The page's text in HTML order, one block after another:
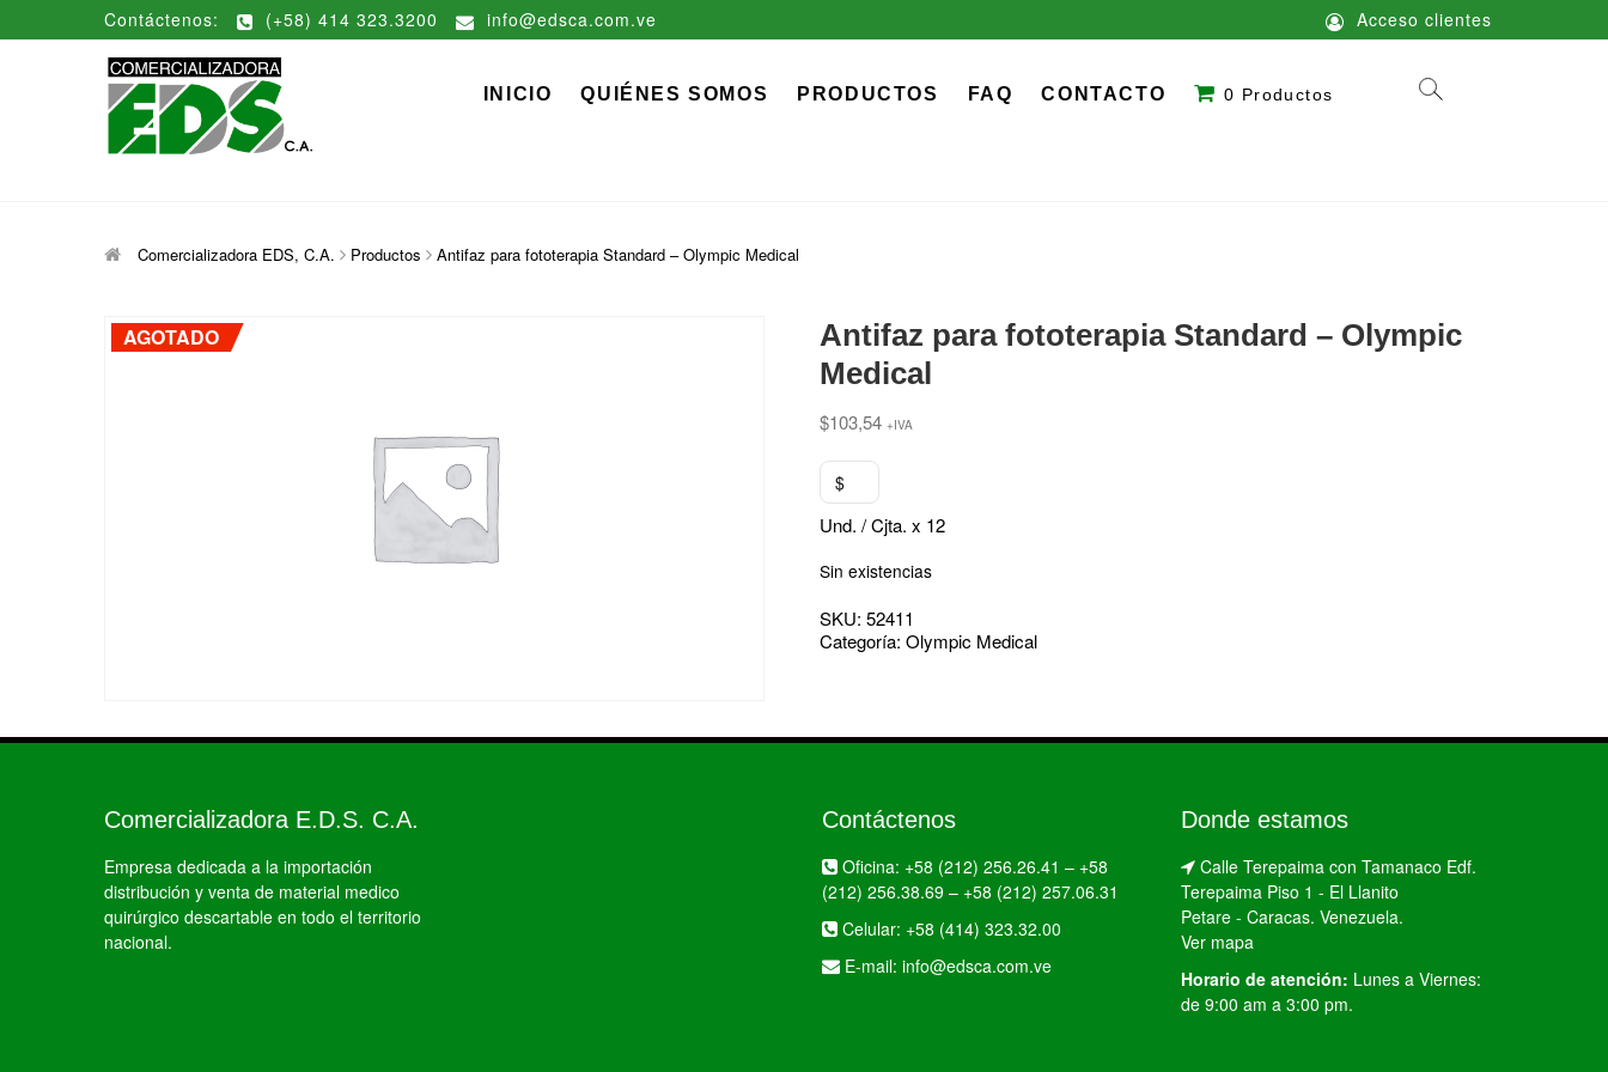
Contáctenos: (+58) 414 323.3200 info@edsca.com.ve Acceso clientes
Comercializadora EDS, C.A.
INICIO QUIÉNES SOMOS PRODUCTOS FAQ CONTACTO 0 Productos
Comercializadora EDS, C.A. Productos Antifaz para fototerapia Standard – Olympic Medical
AGOTADO
Antifaz para fototerapia Standard – Olympic
Medical
$103,54 +IVA
$
Und. / Cjta. x 12
Sin existencias
SKU: 52411
Categoría: Olympic Medical
Comercializadora E.D.S. C.A.
Empresa dedicada a la importación
distribución y venta de material medico
quirúrgico descartable en todo el territorio
nacional.
Contáctenos
Oficina: +58 (212) 256.26.41 – +58
(212) 256.38.69 – +58 (212) 257.06.31
Celular: +58 (414) 323.32.00
E-mail: info@edsca.com.ve
Donde estamos
Calle Terepaima con Tamanaco Edf.
Terepaima Piso 1 - El Llanito
Petare - Caracas. Venezuela.
Ver mapa
Horario de atención: Lunes a Viernes:
de 9:00 am a 3:00 pm.